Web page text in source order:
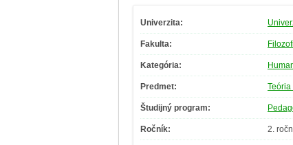
Univerzita:
Fakulta:
Kategória:
Predmet: Teória
Študijný program:
Ročník: 2.